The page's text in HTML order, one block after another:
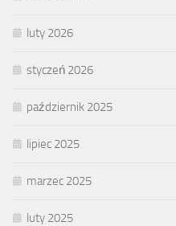
luty 2026
styczeń 2026
październik 2025
lipiec 2025
marzec 2025
luty 2025